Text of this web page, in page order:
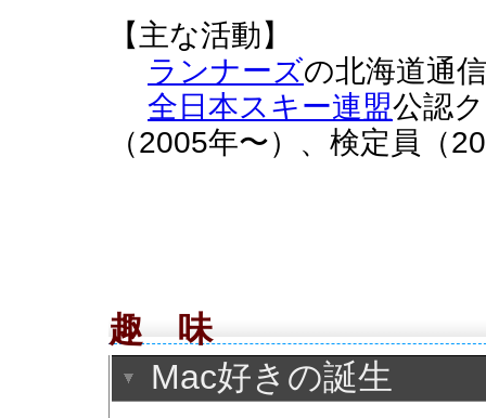
【主な活動】
ランナーズの北海道通
全日本スキー連盟公認
（2005年〜）、検定員（
趣 味
Mac好きの誕生